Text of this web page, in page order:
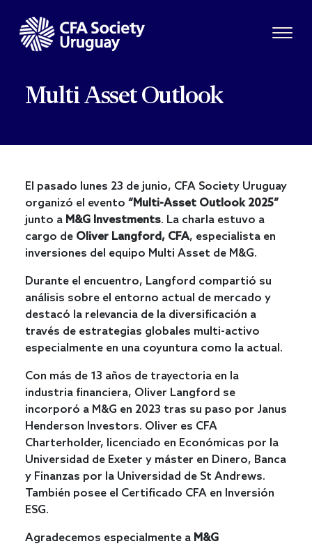
Multi Asset Outlook
El pasado lunes 23 de junio, CFA Society Uruguay
organizó el evento “Multi-Asset Outlook 2025”
junto a M&G Investments. La charla estuvo a
cargo de Oliver Langford, CFA, especialista en
inversiones del equipo Multi Asset de M&G.
Durante el encuentro, Langford compartió su
análisis sobre el entorno actual de mercado y
destacó la relevancia de la diversificación a
través de estrategias globales multi-activo
especialmente en una coyuntura como la actual.
Con más de 13 años de trayectoria en la
industria financiera, Oliver Langford se
incorporó a M&G en 2023 tras su paso por Janus
Henderson Investors. Oliver es CFA
Charterholder, licenciado en Económicas por la
Universidad de Exeter y máster en Dinero, Banca
y Finanzas por la Universidad de St Andrews.
También posee el Certificado CFA en Inversión
ESG.
Agradecemos especialmente a M&G